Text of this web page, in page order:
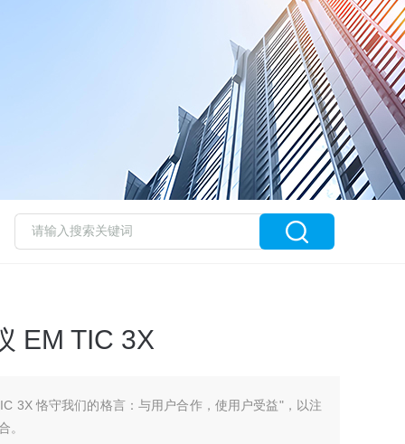
EM TIC 3X
3X 恪守我们的格言：与用户合作，使用户受益"，以注
。